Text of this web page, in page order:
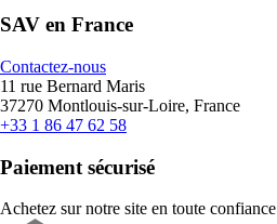
SAV en France
Contactez-nous
11 rue Bernard Maris
37270 Montlouis-sur-Loire, France
+33 1 86 47 62 58
Paiement sécurisé
Achetez sur notre site en toute confiance